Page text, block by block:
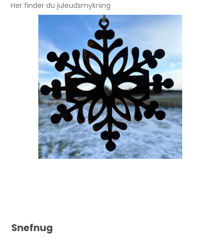
Her finder du juleudsmykning
Snefnug